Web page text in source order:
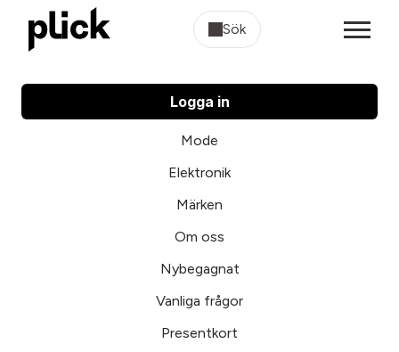
Sök
Logga in
Mode
Elektronik
Märken
Om oss
Nybegagnat
Vanliga frågor
Presentkort